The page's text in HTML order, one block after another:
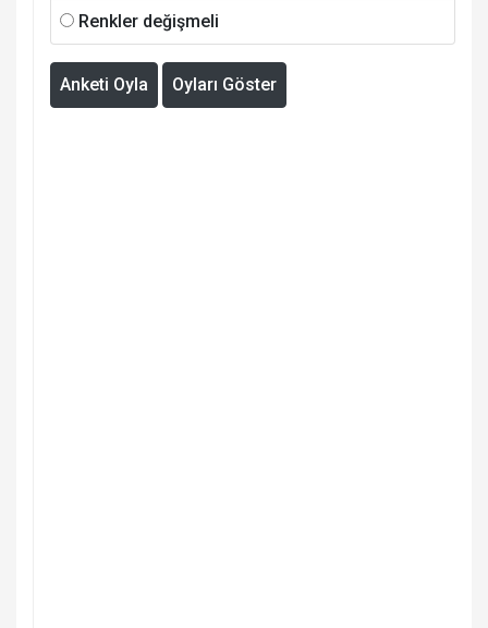
Renkler değişmeli
Anketi Oyla Oyları Göster